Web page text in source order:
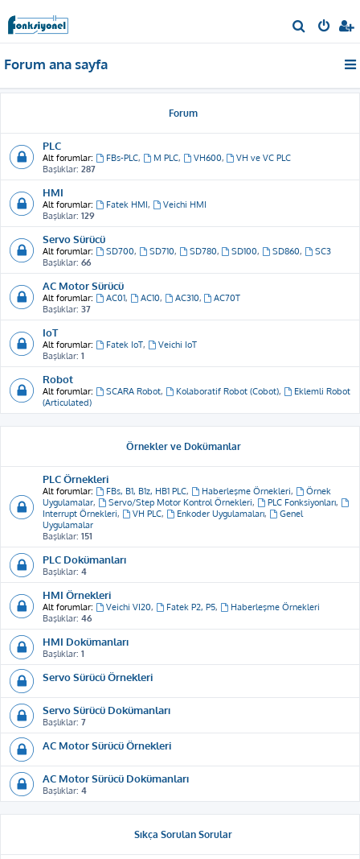
r
Forum ana sayfa
Forum
PLC
Alt forumlar: FBs-PLC, M PLC, VH600,
VH ve VC PLC
Başlıklar: 287
HMI
Alt forumlar: Fatek HMI,
Veichi HMI
Başlıklar: 129
Servo Sürücü
Alt forumlar: SD700, SD710, SD780, SD100, SD860,
SC3
Başlıklar: 66
AC Motor Sürücü
Alt forumlar: AC01, AC10, AC310,
AC70T
Başlıklar: 37
IoT
Alt forumlar: Fatek IoT,
Veichi IoT
Başlıklar: 1
Robot
Alt forumlar: SCARA Robot, Kolaboratif Robot (Cobot),
Eklemli Robot
(Articulated)
Örnekler ve Dokümanlar
PLC Örnekleri
Alt forumlar: FBs, B1, B1z, HB1 PLC, Haberleşme Örnekleri,
Örnek
Uygulamalar, Servo/Step Motor Kontrol Örnekleri, PLC Fonksiyonları,
Interrupt Örnekleri, VH PLC, Enkoder Uygulamaları,
Genel
Uygulamalar
Başlıklar: 151
PLC Dokümanları
Başlıklar: 4
HMI Örnekleri
Alt forumlar: Veichi VI20, Fatek P2, P5,
Haberleşme Örnekleri
Başlıklar: 46
HMI Dokümanları
Başlıklar: 1
Servo Sürücü Örnekleri
Servo Sürücü Dokümanları
Başlıklar: 7
AC Motor Sürücü Örnekleri
AC Motor Sürücü Dokümanları
Başlıklar: 4
Sıkça Sorulan Sorular